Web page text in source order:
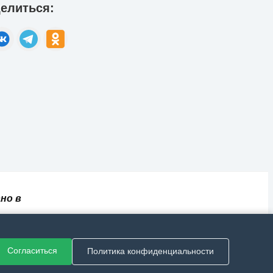
в
Согласиться Политика конфиденциальности